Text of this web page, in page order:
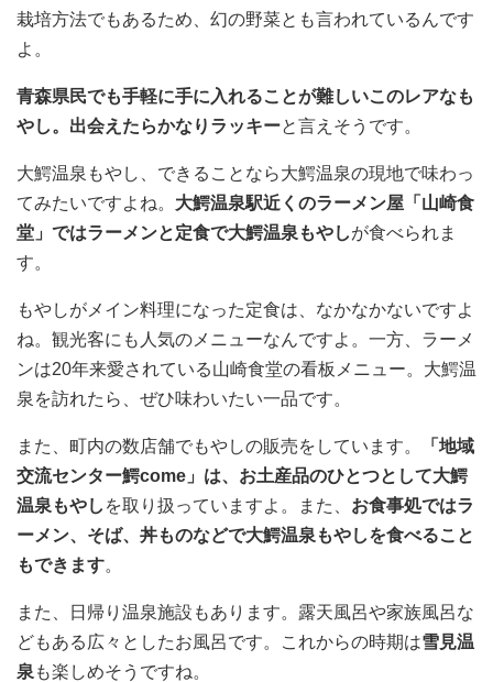
栽培方法でもあるため、幻の野菜とも言われているんです
よ。
青森県民でも手軽に手に入れることが難しいこのレアなも
やし。出会えたらかなりラッキーと言えそうです。
大鰐温泉もやし、できることなら大鰐温泉の現地で味わっ
てみたいですよね。 大鰐温泉駅近くのラーメン屋「山崎食
堂」ではラーメンと定食で大鰐温泉もやしが食べられま
す。
もやしがメイン料理になった定食は、なかなかないですよ
ね。観光客にも人気のメニューなんですよ。一方、ラーメ
ンは20年来愛されている山崎食堂の看板メニュー。大鰐温
泉を訪れたら、ぜひ味わいたい一品です。
また、町内の数店舗でもやしの販売をしています。
「地域
交流センター鰐come」は、お土産品のひとつとして大鰐
温泉もやし を取り扱っていますよ。また、 お食事処ではラ
ーメン、そば、丼ものなどで大鰐温泉もやしを食べること
もできます。
また、日帰り温泉施設もあります。露天風呂や家族風呂な
どもある広々としたお風呂です。これからの時期は雪見温
泉 も楽しめそうですね。